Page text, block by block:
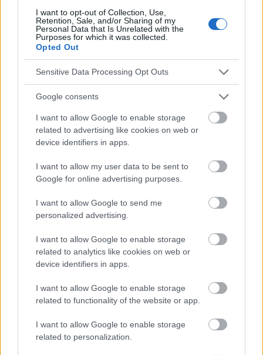
I want to opt-out of Collection, Use,
Retention, Sale, and/or Sharing of my
Personal Data that Is Unrelated with the
Purposes for which it was collected.
Opted Out
Sensitive Data Processing Opt Outs
Google consents
I want to allow Google to enable storage
related to advertising like cookies on web or
device identifiers in apps.
I want to allow my user data to be sent to
Google for online advertising purposes.
I want to allow Google to send me
personalized advertising.
I want to allow Google to enable storage
related to analytics like cookies on web or
device identifiers in apps.
I want to allow Google to enable storage
related to functionality of the website or app.
I want to allow Google to enable storage
related to personalization.
diagnostiquée plus fréquemment
chez les
personnes souffrant d'obésité et de résistance à
d'autres études, qui soulignent l'impact de l'obésité
sur le développement des troubles métaboliques et
du diabète et, par le biais de l'inflammation du tissu
adipeux, sur le développement de la parodontite.
est une inflammation des tissus
buccaux. Les études scientifiques menées à ce jour
ont montré que la présence d'une parodontite
affecte le développement d'autres maladies, telles
que les maladies cardiovasculaires, la polyarthrite
rhumatoïde ou les troubles métaboliques,
notamment l'obésité et la résistance à l'insuline.
Selon les données 2019 de l'OMS, plus d'
un milliard
parodontite avancée.